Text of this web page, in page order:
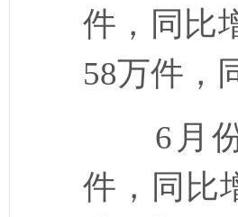
件，同比
58万件，
6 月
件，同比